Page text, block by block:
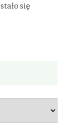
się